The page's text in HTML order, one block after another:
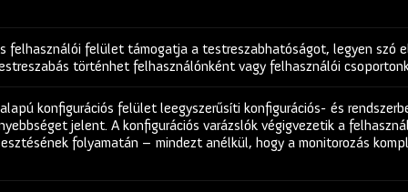
felhasználói felület támogatja a testreszabhatóságot, legyen szó
történhet felhasználónként vagy felhasználói
konfigurációs felület leegyszerűsíti konfigurációs- és
jelent. A konfigurációs varázslók végigvezetik a
folyamatán – mindezt anélkül, hogy a monitorozás